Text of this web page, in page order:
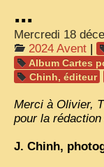
TONKIN
FRONTIÈRE
1908, RÉVOLTE
ANNAM CENTRE
ETHNIES
...
Mercredi 18
2024 Avent |
Album Cartes
Chinh, éditeur
Merci à Olivier,
pour la
J. Chinh,